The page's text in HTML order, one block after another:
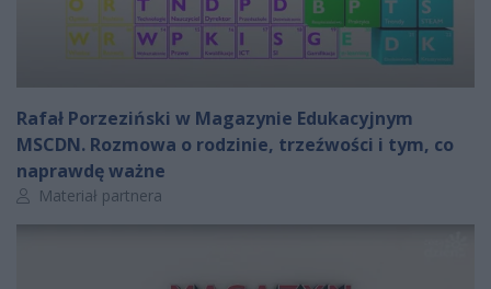
Rafał Porzeziński w Magazynie Edukacyjnym
MSCDN. Rozmowa o rodzinie, trzeźwości i tym, co
naprawdę ważne
Autor artykułu:
Materiał partnera